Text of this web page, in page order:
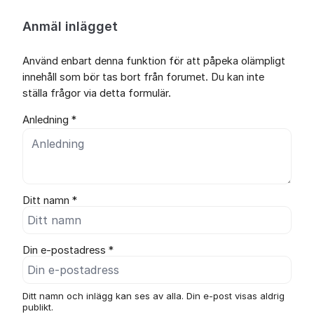
Anmäl inlägget
Använd enbart denna funktion för att påpeka olämpligt
innehåll som bör tas bort från forumet. Du kan inte
ställa frågor via detta formulär.
Anledning *
Ditt namn *
Din e-postadress *
Ditt namn och inlägg kan ses av alla. Din e-post visas aldrig
publikt.